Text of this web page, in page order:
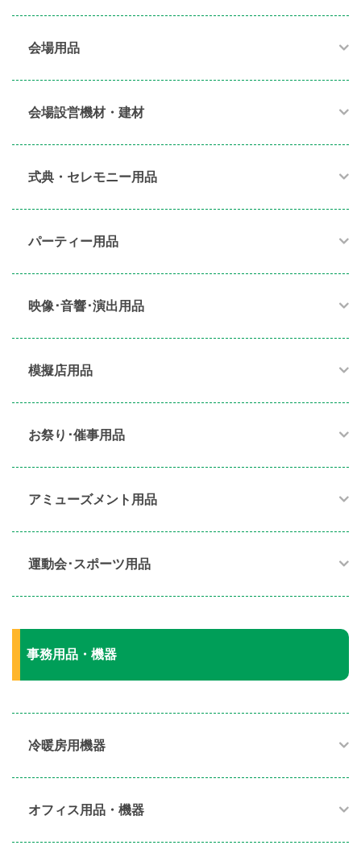
会場用品
会場設営機材・建材
式典・セレモニー用品
パーティー用品​
映像･音響･演出用品​
模擬店用品​
お祭り･催事用品​
アミューズメント用品​
運動会･スポーツ用品​
事務用品・機器
冷暖房用機器​
オフィス用品・機器​